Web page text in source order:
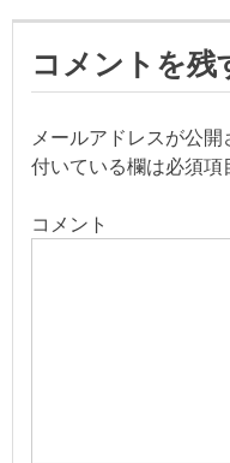
ビ
ゲ
ー
ョ
コメントを残
メールアドレスが公開
付いている欄は必須項
コメント